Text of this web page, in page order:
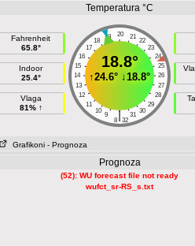
Temperatura °C
Fahrenheit
65.8°
Indoor
25.4°
Vlaga
81% ↑
20
19 21
18
22
17
23
16
24
15
25
14
26
13
27
12
28
11
29
10
30
9 31
|
8 32
18.8°
↑24.6° ↓18.8°
Grafikoni - Prognoza
Prognoza
(52): WU forecast file not ready
wufct_sr-RS_s.txt